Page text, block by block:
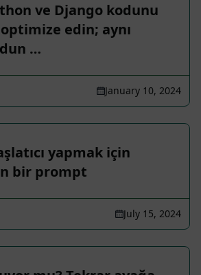
ve Django kodunu
edin; aynı
…
January 10, 2024
yapmak için
bir prompt
July 15, 2024